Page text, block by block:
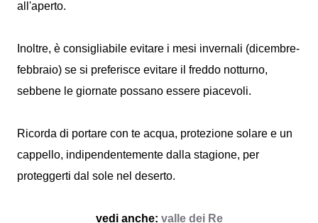
all'aperto.
Inoltre, è consigliabile evitare i mesi invernali (dicembre-
febbraio) se si preferisce evitare il freddo notturno,
sebbene le giornate possano essere piacevoli.
Ricorda di portare con te acqua, protezione solare e un
cappello, indipendentemente dalla stagione, per
proteggerti dal sole nel deserto.
vedi anche: valle dei Re